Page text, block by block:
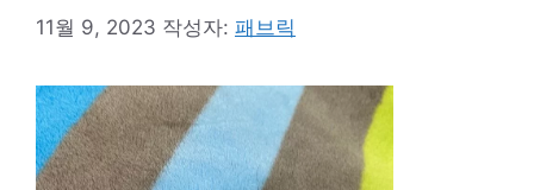
11월 9, 2023 작성자: 패브릭